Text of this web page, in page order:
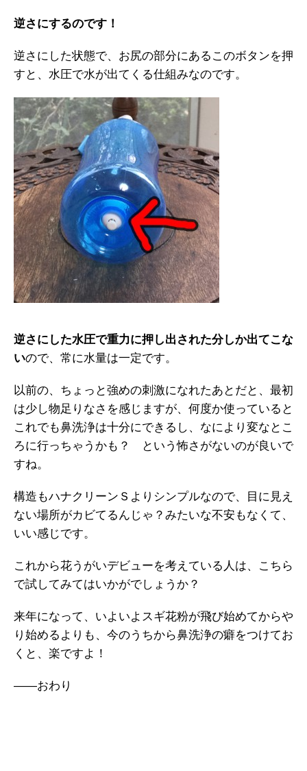
逆さにするのです！
逆さにした状態で、お尻の部分にあるこのボタンを押
すと、水圧で水が出てくる仕組みなのです。
逆さにした水圧で重力に押し出された分しか出てこな
いので、常に水量は一定です。
以前の、ちょっと強めの刺激になれたあとだと、最初
は少し物足りなさを感じますが、何度か使っていると
これでも鼻洗浄は十分にできるし、なにより変なとこ
ろに行っちゃうかも？ という怖さがないのが良いで
すね。
構造もハナクリーンＳよりシンプルなので、目に見え
ない場所がカビてるんじゃ？みたいな不安もなくて、
いい感じです。
これから花うがいデビューを考えている人は、こちら
で試してみてはいかがでしょうか？
来年になって、いよいよスギ花粉が飛び始めてからや
り始めるよりも、今のうちから鼻洗浄の癖をつけてお
くと、楽ですよ！
――おわり